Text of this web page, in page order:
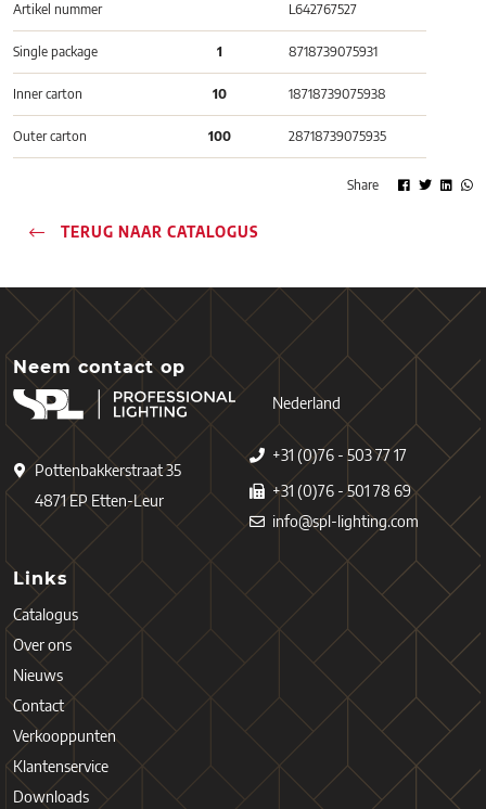
Artikel nummer L642767527
Single package 1 8718739075931
Inner carton 10 18718739075938
Outer carton 100 28718739075935
Share
TERUG NAAR CATALOGUS
Neem contact op
Pottenbakkerstraat 35
4871 EP Etten-Leur
Nederland
+31 (0)76 - 503 77 17
+31 (0)76 - 501 78 69
info@spl-lighting.com
Links
Catalogus
Over ons
Nieuws
Contact
Verkooppunten
Klantenservice
Downloads